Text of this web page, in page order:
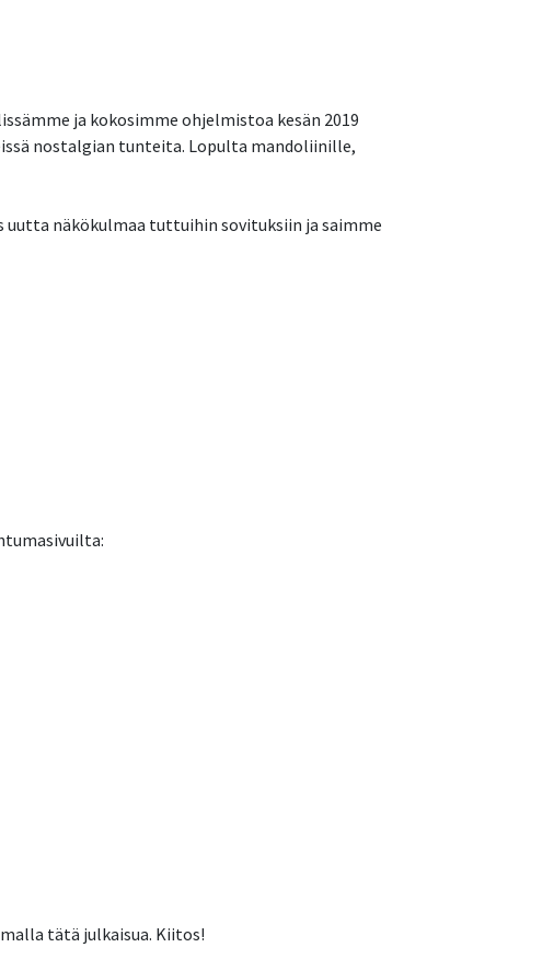
ja kokosimme ohjelmistoa kesän 2019
nostalgian tunteita. Lopulta mandoliinille,
uutta näkökulmaa tuttuihin sovituksiin ja saimme
tätä julkaisua. Kiitos!